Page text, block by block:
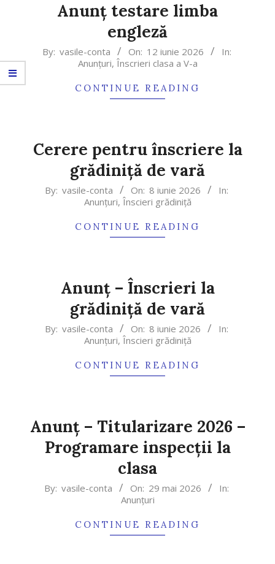
Anunț testare limba
engleză
2026-
By: vasile-conta On: 12 iunie 2026
In:
Anunțuri, Înscrieri clasa a V-a
CONTINUE READING
Cerere pentru înscriere la
grădiniță de vară
2026-
By: vasile-conta On: 8 iunie 2026
In:
Anunțuri, Înscieri grădiniță
CONTINUE READING
Anunț – Înscrieri la
grădiniță de vară
2026-
By: vasile-conta On: 8 iunie 2026
In:
Anunțuri, Înscieri grădiniță
CONTINUE READING
Anunț – Titularizare 2026 –
Programare inspecții la
clasa
2026-
By: vasile-conta On: 29 mai 2026
In:
Anunțuri
CONTINUE READING